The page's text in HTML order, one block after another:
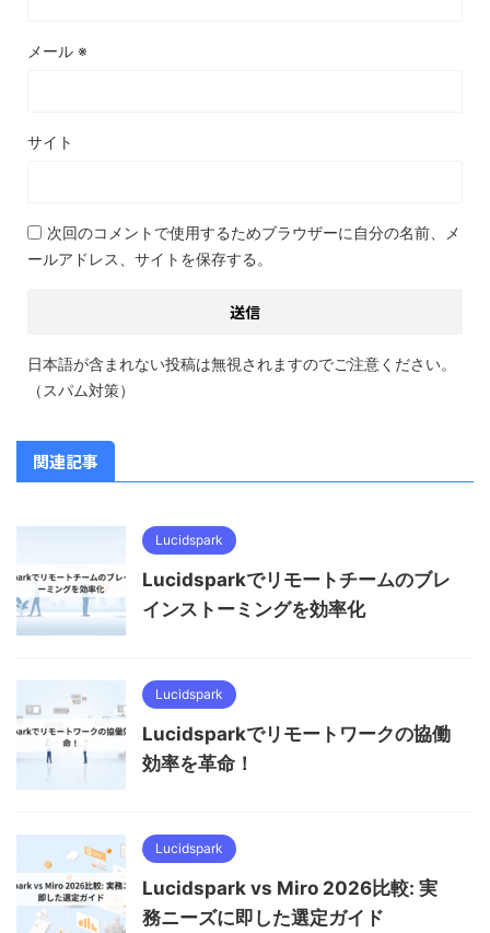
メール ※
サイト
次回のコメントで使用するためブラウザーに自分の名前、メ
ールアドレス、サイトを保存する。
日本語が含まれない投稿は無視されますのでご注意ください。
（スパム対策）
関連記事
Lucidspark
Lucidsparkでリモートチームのブレ
インストーミングを効率化
Lucidspark
Lucidsparkでリモートワークの協働
効率を革命！
Lucidspark
Lucidspark vs Miro 2026比較: 実
務ニーズに即した選定ガイド